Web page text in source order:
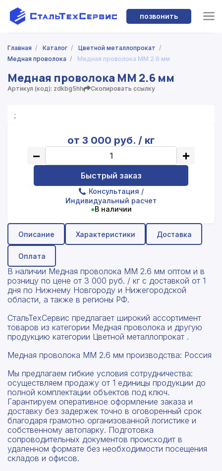
позвонить
Главная / Каталог / Цветной металлопрокат /
Медная проволока / Медная проволока ММ 2.6 мм
Медная проволока ММ 2.6 мм
Артикул (код): zdkbg5hh Скопировать ссылку
;
от 3 000 руб. / кг
− +
Быстрый заказ
Консультация /
Индивидуальный расчет
●В наличии
Описание Характеристики Доставка
Оплата
В наличии Медная проволока ММ 2.6 мм оптом и в
розницу по цене от 3 000 руб. / кг с доставкой от 1
дня по Нижнему Новгороду и Нижегородской
области, а также в регионы РФ.
СтальТехСервис предлагает широкий ассортимент
товаров из категории Медная проволока и другую
продукцию категории Цветной металлопрокат .
Медная проволока ММ 2.6 мм производства: Россия
Мы предлагаем гибкие условия сотрудничества:
осуществляем продажу от 1 единицы продукции до
полной комплектации объектов под ключ.
Гарантируем оперативное оформление заказа и
доставку без задержек точно в оговоренный срок
благодаря грамотно организованной логистике и
собственному автопарку. Подготовка
сопроводительных документов происходит в
удаленном формате без необходимости посещения
складов и офисов.